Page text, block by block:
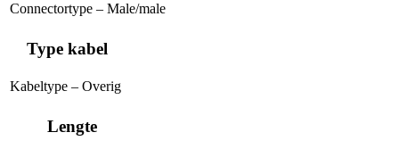
Connectortype – Male/male
Type kabel
Kabeltype – Overig
Lengte